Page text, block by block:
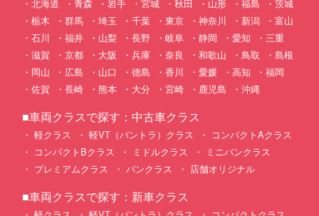
北海道 青森 岩手 宮城 秋田 山形 福島
茨城
栃木
群馬 埼玉 千葉 東京 神奈川 新潟
富山
石川
福井 山梨 長野 岐阜 静岡 愛知
三重
滋賀
京都 大阪 兵庫 奈良 和歌山 鳥取
島根
岡山
広島 山口 徳島 香川 愛媛 高知
福岡
佐賀
長崎 熊本 大分 宮崎 鹿児島 沖縄
■車両クラスで探す：中古車クラス
軽クラス 軽VT（バントラ）クラス
コンパクトAクラス
コンパクトBクラス
ミドルクラス
ミニバンクラス
プレミアムクラス
バンクラス 店舗オリジナル
■車両クラスで探す：新車クラス